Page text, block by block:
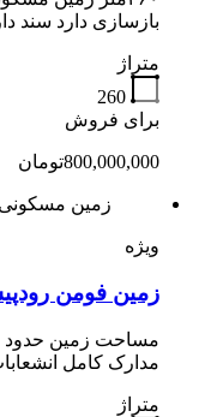
بازسازی دارد سند
متراژ
260
برای فروش
800,000,000تومان
زمین
ویژه
زمین فومن
مدارک کامل
متراژ